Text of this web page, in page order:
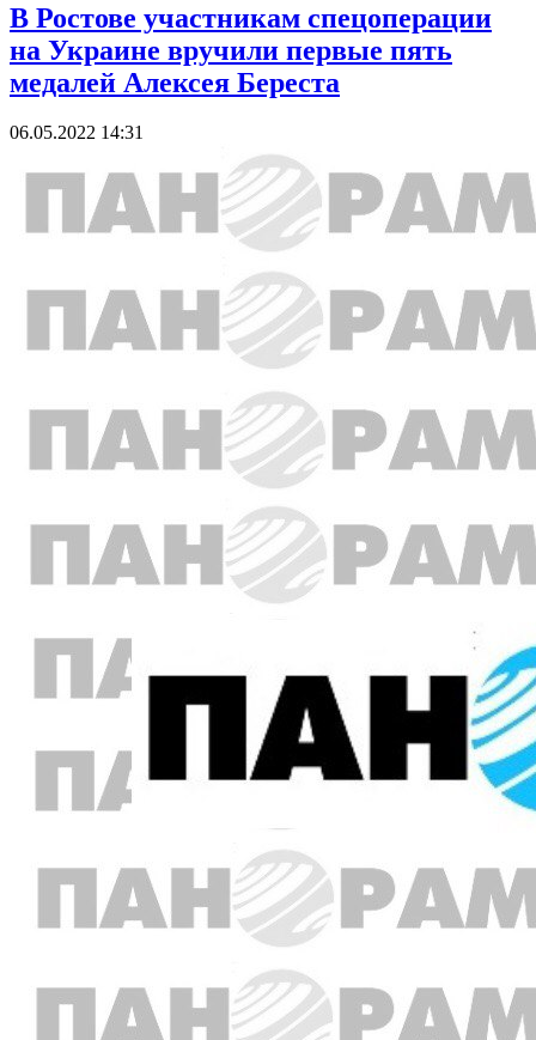
В Ростове участникам спецоперации
на Украине вручили первые пять
медалей Алексея Береста
06.05.2022 14:31